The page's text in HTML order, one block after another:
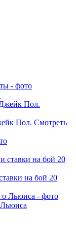
Пол. Смотреть
на бой 20